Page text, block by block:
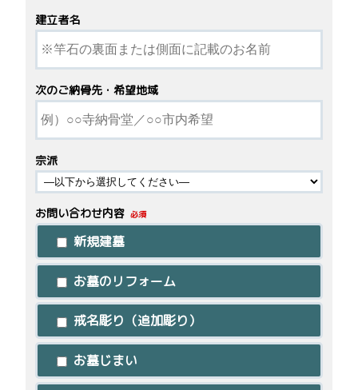
建立者名
次のご納骨先・希望地域
宗派
お問い合わせ内容 必須
新規建墓
お墓のリフォーム
戒名彫り（追加彫り）
お墓じまい